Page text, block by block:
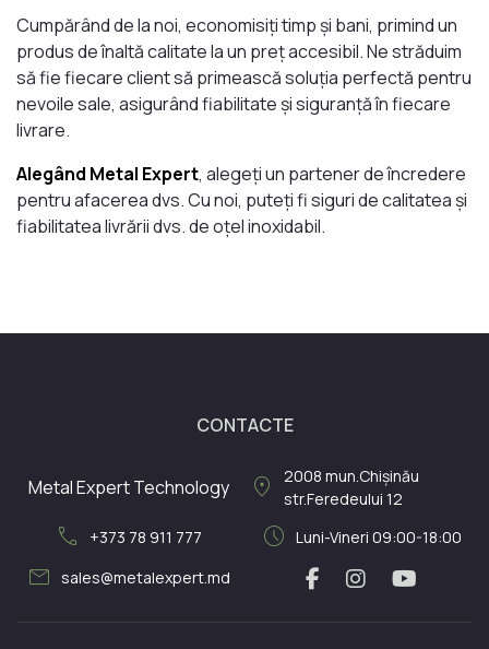
Cumpărând de la noi, economisiți timp și bani, primind un
produs de înaltă calitate la un preț accesibil. Ne străduim
să fie fiecare client să primească soluția perfectă pentru
nevoile sale, asigurând fiabilitate și siguranță în fiecare
livrare.
Alegând Metal Expert, alegeți un partener de încredere
pentru afacerea dvs. Cu noi, puteți fi siguri de calitatea și
fiabilitatea livrării dvs. de oțel inoxidabil.
CONTACTE
Metal Expert Technology location_on 2008 mun.Chișinău
str.Feredeului 12
call +373 78 911 777 schedule Luni-Vineri 09:00-18:00
mail sales@metalexpert.md